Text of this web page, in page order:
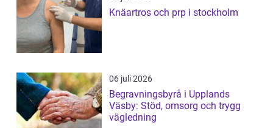
Knäartros och prp i stockholm
06 juli 2026
Begravningsbyrå i Upplands
Väsby: Stöd, omsorg och trygg
vägledning